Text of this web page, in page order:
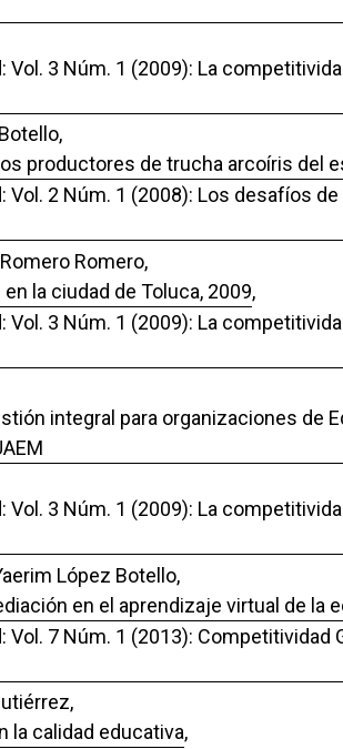
3 Núm. 1 (2009): La
productores de trucha arcoíris del
2 Núm. 1 (2008): Los desafíos
Romero,
la ciudad de Toluca, 2009,
3 Núm. 1 (2009): La
integral para organizaciones de
3 Núm. 1 (2009): La
López Botello,
en el aprendizaje virtual de la
7 Núm. 1 (2013): Competitividad
la calidad educativa,